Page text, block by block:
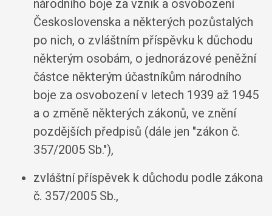
národního boje za vznik a osvobození
Československa a některých pozůstalých
po nich, o zvláštním příspěvku k důchodu
některým osobám, o jednorázové peněžní
částce některým účastníkům národního
boje za osvobození v letech 1939 až 1945
a o změně některých zákonů, ve znění
pozdějších předpisů (dále jen "zákon č.
357/2005 Sb."),
zvláštní příspěvek k důchodu podle zákona
č. 357/2005 Sb.,